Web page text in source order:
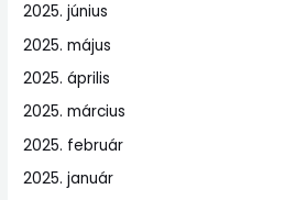
2025. június
2025. május
2025. április
2025. március
2025. február
2025. január